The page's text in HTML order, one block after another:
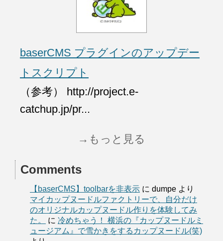
baserCMS プラグインのアップデー
トスクリプト
（参考） http://project.e-
catchup.jp/pr...
→もっと見る
Comments
【baserCMS】toolbarを非表示 に dumpe より
マイカップヌードルファクトリーで、自分だけ
のオリジナルカップヌードル作りを体験してみ
た。
に 冷めちゃう！ 横浜の『カップヌードルミ
ュージアム』で雪かきをするカップヌードル(笑)